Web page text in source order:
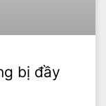
bị đầy